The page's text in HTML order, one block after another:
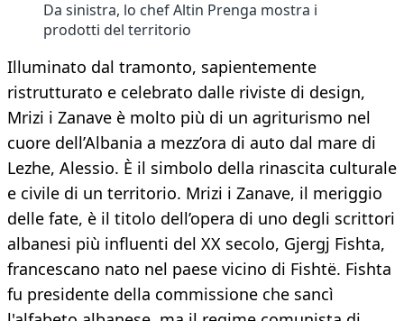
Da sinistra, lo chef Altin Prenga mostra i
prodotti del territorio
Illuminato dal tramonto, sapientemente
ristrutturato e celebrato dalle riviste di design,
Mrizi i Zanave è molto più di un agriturismo nel
cuore dell’Albania a mezz’ora di auto dal mare di
Lezhe, Alessio. È il simbolo della rinascita culturale
e civile di un territorio. Mrizi i Zanave, il meriggio
delle fate, è il titolo dell’opera di uno degli scrittori
albanesi più influenti del XX secolo, Gjergj Fishta,
francescano nato nel paese vicino di Fishtë. Fishta
fu presidente della commissione che sancì